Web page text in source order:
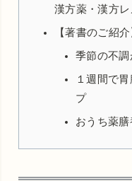
漢方薬・漢方レ
【著書のご紹
季節の不
１週間で
プ
おうち薬膳